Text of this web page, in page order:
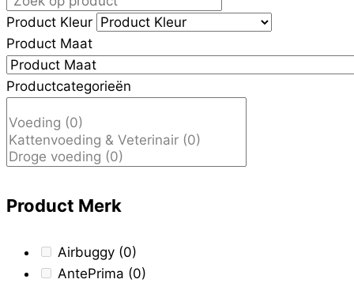
Product Kleur
Product Maat
Productcategorieën
Product Merk
Airbuggy (0)
AntePrima (0)